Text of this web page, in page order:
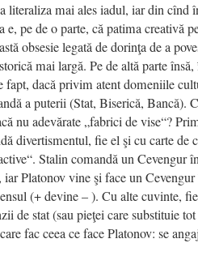
literaliza mai ales iadul, iar din cînd
e, pe de o parte, că patima creativă
obsesie legată de dorinţa de a
mai largă. Pe de altă parte
fapt, dacă privim atent domeniile
a puterii (Stat, Biserică, Bancă).
nu adevărate „fabrici de vise“?
divertismentul, fie el şi cu carte de
Stalin comandă un Cevengur
iar Platonov vine şi face un
(+ devine – ). Cu alte cuvinte,
de stat (sau pieţei care substituie
fac ceea ce face Platonov: se